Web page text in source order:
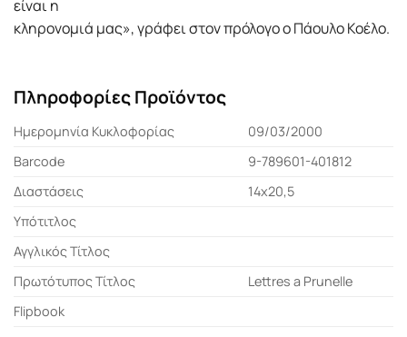
είναι η
κληρονομιά μας», γράφει στον πρόλογο ο Πάουλο Κοέλο.
Πληροφορίες Προϊόντος
Ημερομηνία Κυκλοφορίας
09/03/2000
Barcode
9-789601-401812
Διαστάσεις
14x20,5
Υπότιτλος
Αγγλικός Τίτλος
Πρωτότυπος Τίτλος
Lettres a Prunelle
Flipbook